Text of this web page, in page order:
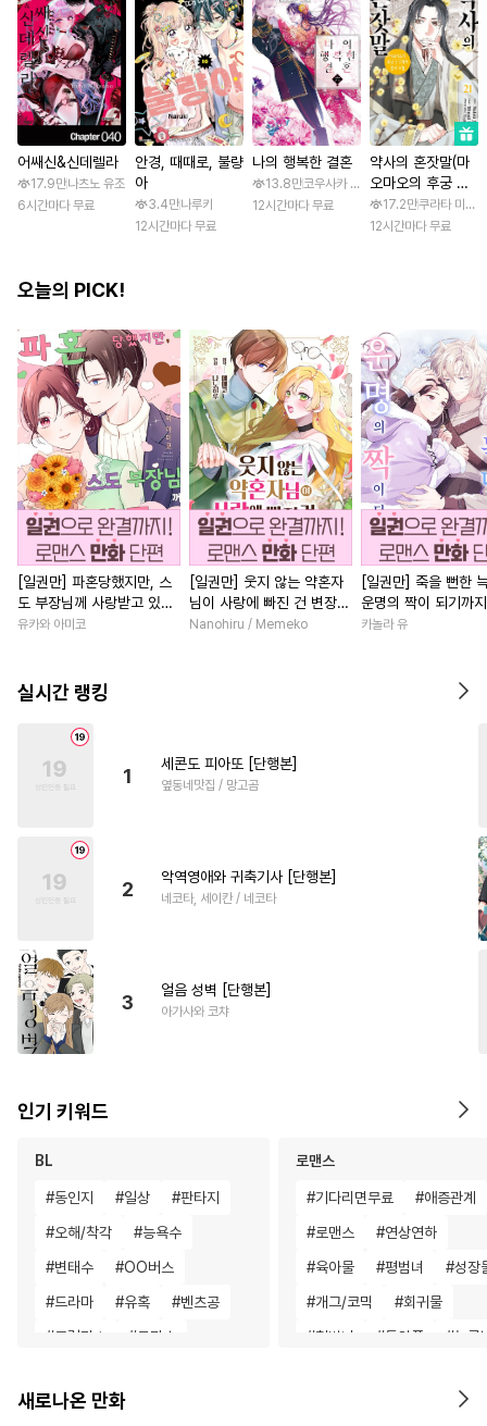
어쌔신&신데렐라
17.9만나츠노 유조
6시간마다 무료
안경, 때때로, 불량
아
3.4만나루키
12시간마다 무료
나의 행복한 결혼
13.8만코우사카 리토 / 아기토기 아쿠미
12시간마다 무료
약사의 혼잣말(마
오마오의 후궁 수
수께끼 풀이수첩)
17.2만쿠라타 미노
12시간마다 무료
오늘의 PICK!
[일권만] 파혼당했지만, 스
도 부장님께 사랑받고 있습
니다 [단행본]
유카와 아미코
[일권만] 웃지 않는 약혼자
님이 사랑에 빠진 건 변장한
저인 것 같습니다 [단행본]
Nanohiru / Memeko
[일권만] 죽을 뻔한
운명의 짝이 되기까
본]
카놀라 유
실시간 랭킹
1
세콘도 피아또 [단행본]
옆동네맛집 / 망고곰
2
악역영애와 귀축기사 [단행본]
네코타, 세이칸 / 네코타
3
얼음 성벽 [단행본]
아가사와 코챠
인기 키워드
BL
#동인지 #일상 #판타지
#오해/착각 #능욕수
#변태수 #OO버스
#드라마 #유혹 #벤츠공
#모럴리스 #도망수
#배틀연애
로맨스
#기다리면무료 #애증관계
#로맨스 #연상연하
#육아물 #평범녀 #성장
#개그/코믹 #회귀물
#철벽녀 #동양풍 #능글
새로나온 만화